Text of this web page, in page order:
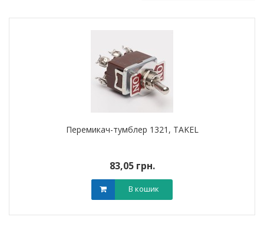
Перемикач-тумблер 1321, TAKEL
83,05 грн.
В кошик